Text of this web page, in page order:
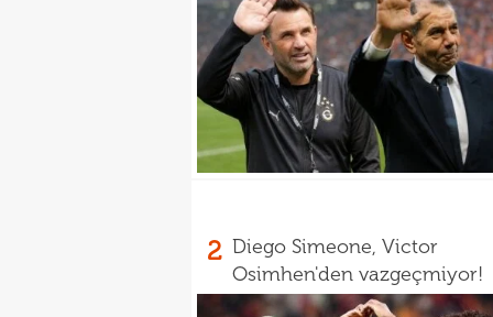
2 Diego Simeone, Victor
Osimhen'den vazgeçmiyor!